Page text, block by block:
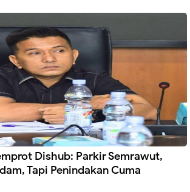
Dishub: Parkir Semrawut,
Tapi Penindakan Cuma